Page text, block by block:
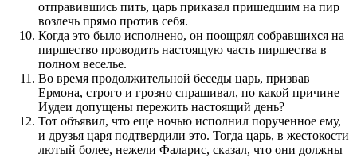
отправившись пить, царь приказал пришедшим на пир
возлечь прямо против себя.
Когда это было исполнено, он поощрял собравшихся на
пиршество проводить настоящую часть пиршества в
полном веселье.
Во время продолжительной беседы царь, призвав
Ермона, строго и грозно спрашивал, по какой причине
Иудеи допущены пережить настоящий день?
Тот объявил, что еще ночью исполнил порученное ему,
и друзья царя подтвердили это. Тогда царь, в жестокости
лютый более, нежели Фаларис, сказал, что они должны